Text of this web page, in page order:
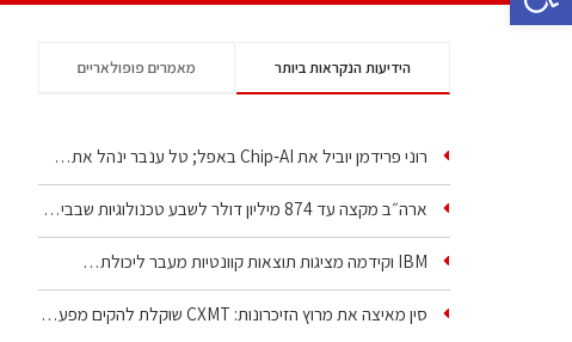
הידיעות הנקראות ביותר מאמרים פופולאריים
רוני פרידמן יוביל את Chip‑AI באפל; טל ענבר ינהל את…
ארה״ב מקצה עד 874 מיליון דולר לשבע טכנולוגיות שבבים…
IBM וקידמה מציגות תוצאות קוונטיות מעבר ליכולת…
סין מאיצה את מרוץ הזיכרונות: CXMT שוקלת להקים מפעל…